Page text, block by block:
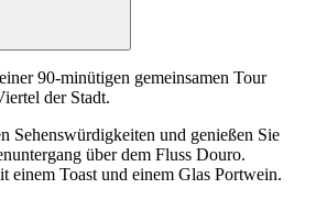
90-minütigen gemeinsamen Tour
der Stadt.
Sehenswürdigkeiten und genießen Sie
über dem Fluss Douro.
einem Toast und einem Glas Portwein.